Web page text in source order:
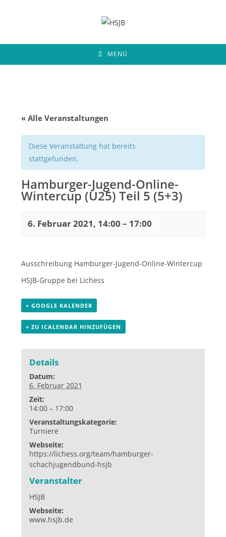
MENÜ
« Alle Veranstaltungen
Diese Veranstaltung hat bereits
stattgefunden.
Hamburger-Jugend-Online-
Wintercup (U25) Teil 5 (5+3)
6. Februar 2021, 14:00 – 17:00
Ausschreibung Hamburger-Jugend-Online-Wintercup
HSJB-Gruppe bei Lichess
+ GOOGLE KALENDER
+ ZU ICALENDAR HINZUFÜGEN
Details
Datum:
6. Februar 2021
Zeit:
14:00 – 17:00
Veranstaltungskategorie:
Turniere
Webseite:
https://lichess.org/team/hamburger-
schachjugendbund-hsjb
Veranstalter
HSJB
Webseite:
www.hsjb.de